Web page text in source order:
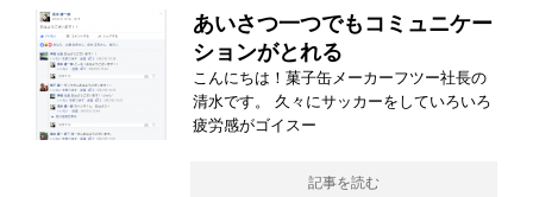
あいさつ一つでもコミュニケー
ションがとれる
こんにちは！菓子缶メーカーフツー社長の
清水です。 久々にサッカーをしていろいろ
疲労感がゴイスー
記事を読む